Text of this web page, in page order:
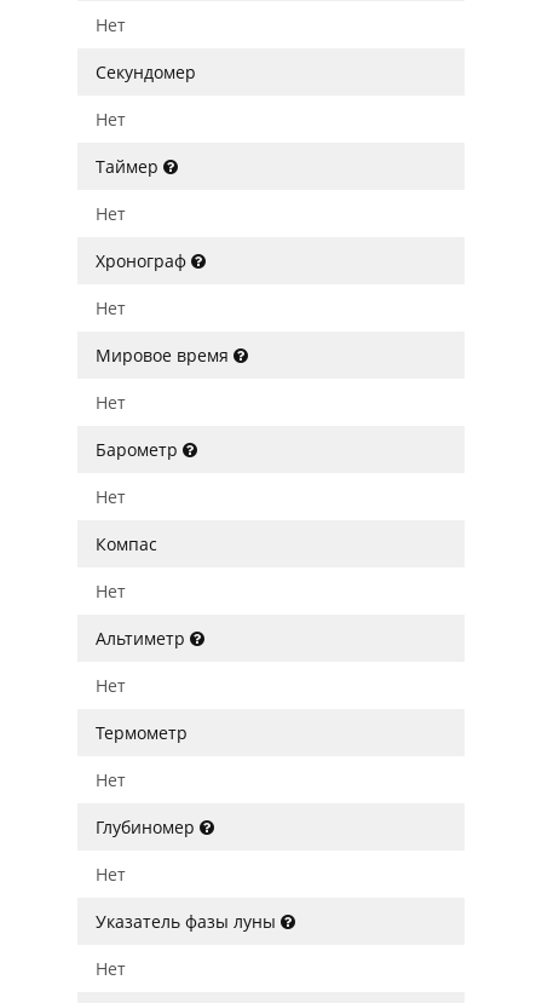
Нет
Секундомер
Нет
Таймер
Нет
Хронограф
Нет
Мировое время
Нет
Барометр
Нет
Компас
Нет
Альтиметр
Нет
Термометр
Нет
Глубиномер
Нет
Указатель фазы луны
Нет